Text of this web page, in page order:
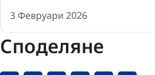
3 Февруари 2026
Споделяне